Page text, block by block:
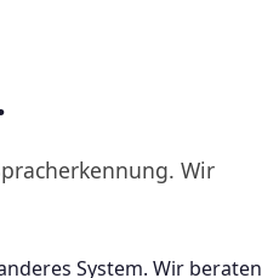
Wir
System. Wir beraten